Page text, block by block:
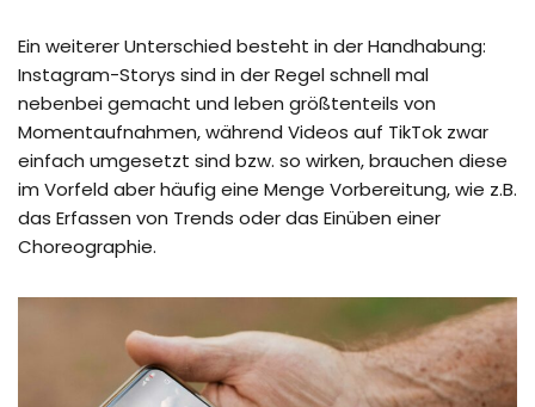
Ein weiterer Unterschied besteht in der Handhabung:
Instagram-Storys sind in der Regel schnell mal
nebenbei gemacht und leben größtenteils von
Momentaufnahmen, während Videos auf TikTok zwar
einfach umgesetzt sind bzw. so wirken, brauchen diese
im Vorfeld aber häufig eine Menge Vorbereitung, wie z.B.
das Erfassen von Trends oder das Einüben einer
Choreographie.